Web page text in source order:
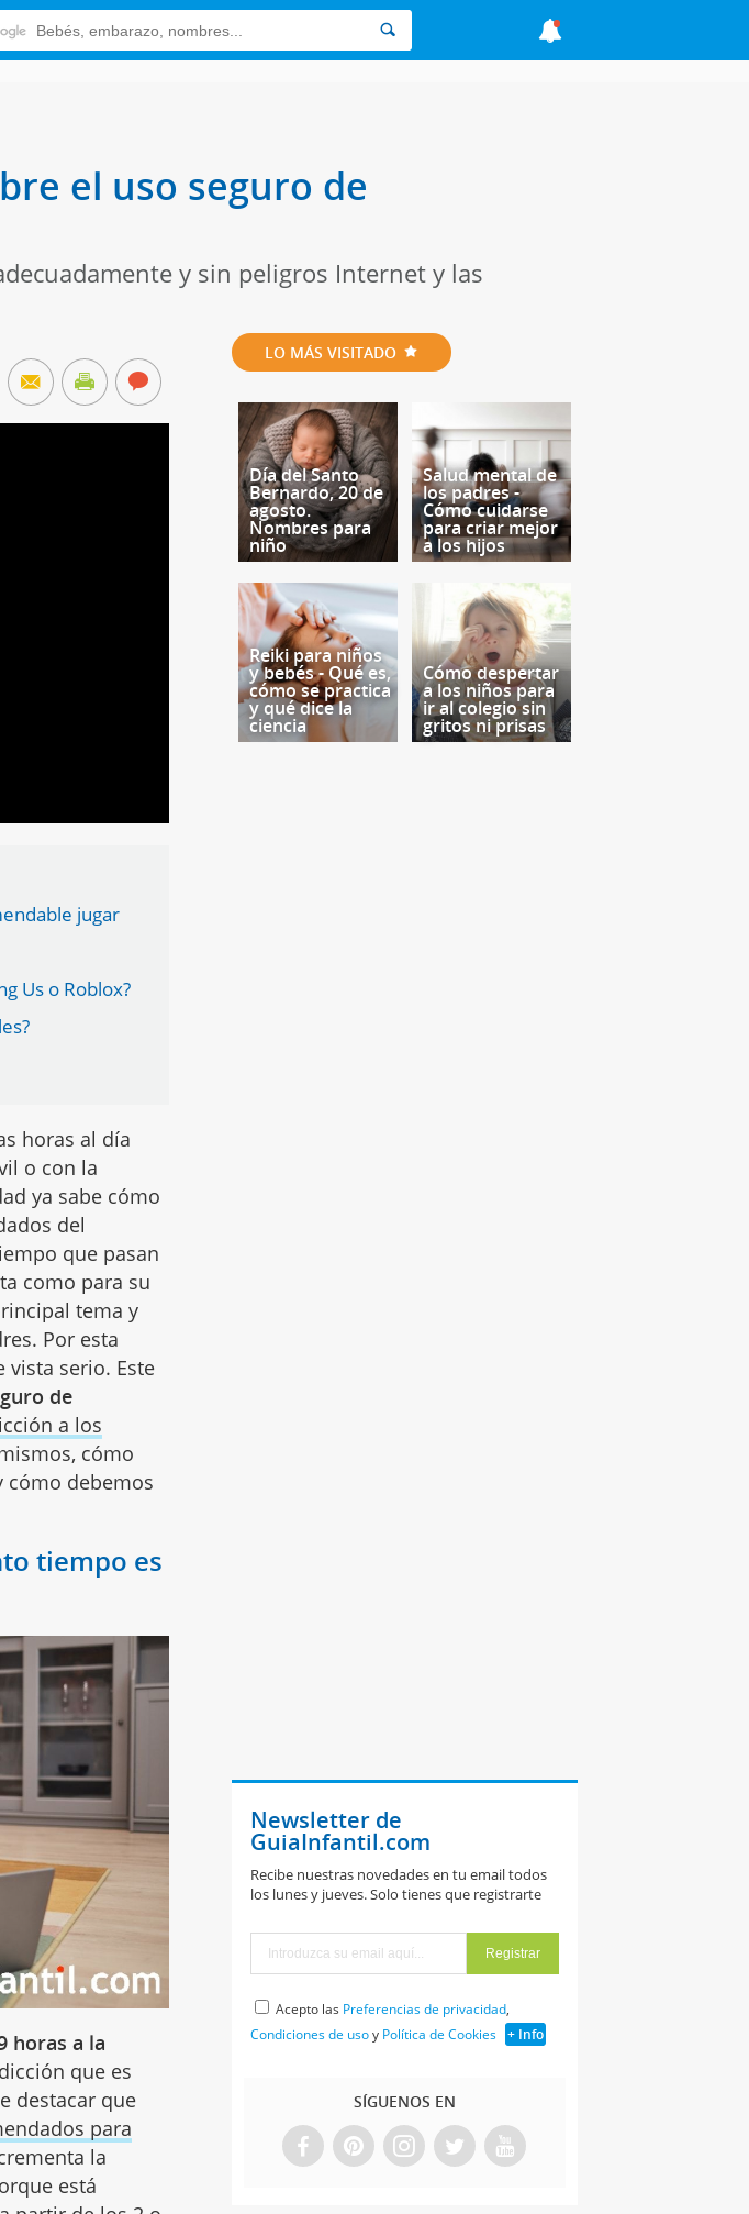
el uso seguro de
y sin peligros Internet y las
jugar
Us o Roblox?
horas al día
o con la
ya sabe cómo
del
que pasan
como para su
tema y
Por esta
vista serio. Este
de
a los
cómo
cómo debemos
tiempo es
horas a la
que es
destacar que
para
la
está
LO MÁS VISITADO
Día del Santo
Bernardo, 20 de
agosto.
Nombres para
niño
Salud mental de
los padres -
Cómo cuidarse
para criar mejor
a los hijos
Reiki para niños
y bebés - Qué es,
cómo se practica
y qué dice la
ciencia
Cómo despertar
a los niños para
ir al colegio sin
gritos ni prisas
Newsletter de
GuiaInfantil.com
Recibe nuestras novedades en tu email todos
los lunes y jueves. Solo tienes que registrarte
Acepto las Preferencias de privacidad,
Condiciones de usoy Política de Cookies + Info
SÍGUENOS EN